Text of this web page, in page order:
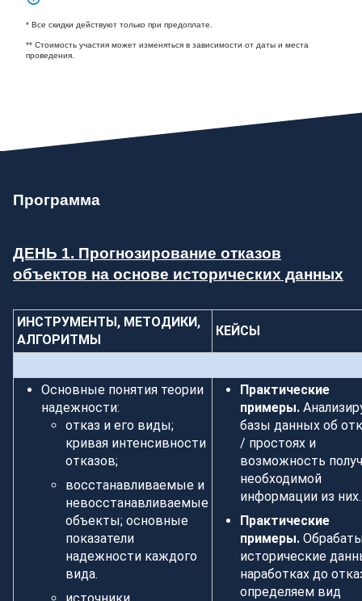
* Все скидки действуют только при предоплате.
** Стоимость участия может изменяться в зависимости от даты и места
проведения.
Программа
ДЕНЬ 1. Прогнозирование отказов
объектов на основе исторических данных
ИНСТРУМЕНТЫ, МЕТОДИКИ,
АЛГОРИТМЫ
КЕЙСЫ
Основные понятия теории
надежности:
отказ и его виды;
кривая интенсивности
отказов;
восстанавливаемые и
невосстанавливаемые
объекты; основные
показатели
надежности каждого
вида.
Практические
примеры.
базы данных об
/ простоях и
возможность
необходимой
информации из них.
Практические
примеры.
исторические
наработках до
определяем вид